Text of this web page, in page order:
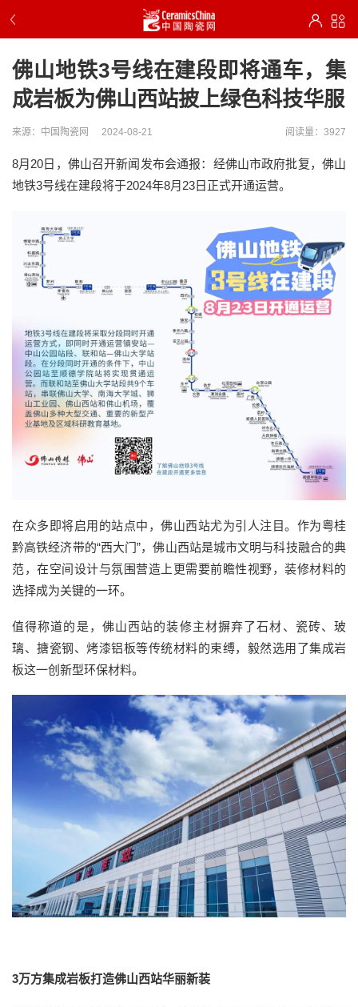
佛山地铁3号线在建段即将通车，集
成岩板为佛山西站披上绿色科技华服
来源：中国陶瓷网 2024-08-21 阅读量：3927
8月20日，佛山召开新闻发布会通报：经佛山市政府批复，佛山
地铁3号线在建段将于2024年8月23日正式开通运营。
在众多即将启用的站点中，佛山西站尤为引人注目。作为粤桂
黔高铁经济带的“西大门”，佛山西站是城市文明与科技融合的典
范，在空间设计与氛围营造上更需要前瞻性视野，装修材料的
选择成为关键的一环。
值得称道的是，佛山西站的装修主材摒弃了石材、瓷砖、玻
璃、搪瓷钢、烤漆铝板等传统材料的束缚，毅然选用了集成岩
板这一创新型环保材料。
3万方集成岩板打造佛山西站华丽新装